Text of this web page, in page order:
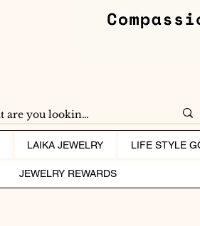
LAIKA JEWELRY LIFE STYLE
JEWELRY REWARDS